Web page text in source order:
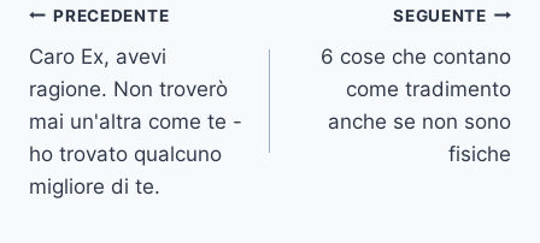
Navigazione
articoli
PRECEDENTE
Caro Ex, avevi
ragione. Non troverò
mai un'altra come te -
ho trovato qualcuno
migliore di te.
SEGUENTE
6 cose che contano
come tradimento
anche se non sono
fisiche